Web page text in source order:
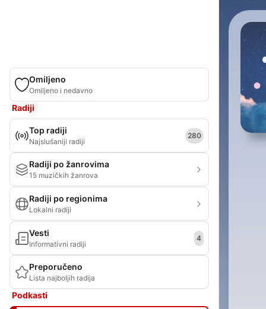
Omiljeno
Omiljeno i nedavno
Radiji
Top radiji
Najslušaniji radiji
280
Radiji po žanrovima
15 muzičkih žanrova
Radiji po regionima
Lokalni radiji
Vesti
Informativni radiji
4
Preporučeno
Lista najboljih radija
Podkasti